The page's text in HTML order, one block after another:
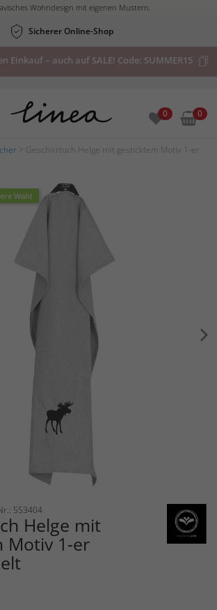
Wohndesign mit eigenen Mustern.
Sicherer Online-Shop
Einkauf – auch auf SALE! Code: SUMMER15
0 0
> Geschirrtuch Helge mit gesticktem Motiv 1-er
Wahl
553404
Helge mit
Motiv 1-er